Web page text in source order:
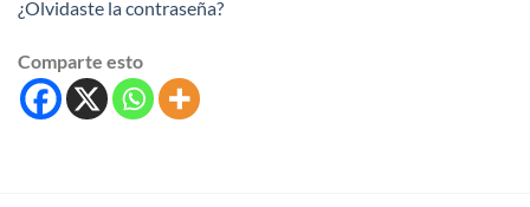
¿Olvidaste la contraseña?
Comparte esto